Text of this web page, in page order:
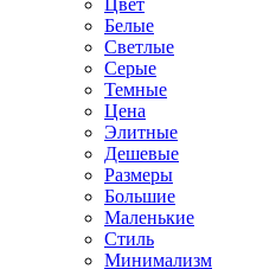
Цвет
Белые
Светлые
Серые
Темные
Цена
Элитные
Дешевые
Размеры
Большие
Маленькие
Стиль
Минимализм